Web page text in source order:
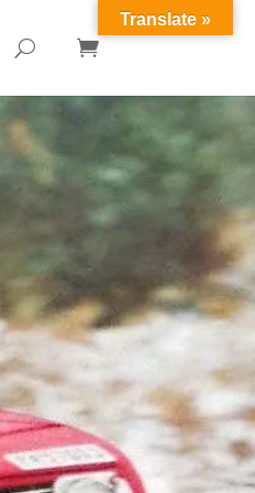
U 
Translate »